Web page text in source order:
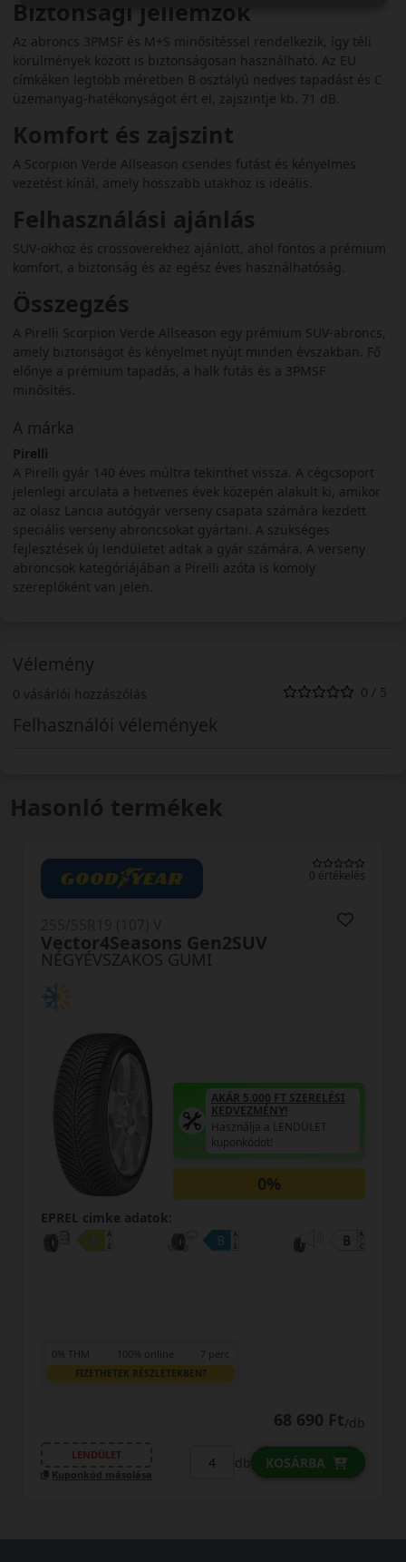
Biztonsági jellemzők
Az abroncs 3PMSF és M+S minősítéssel rendelkezik, így téli
körülmények között is biztonságosan használható. Az EU
címkéken legtöbb méretben B osztályú nedves tapadást és C
üzemanyag-hatékonyságot ért el, zajszintje kb. 71 dB.
Komfort és zajszint
A Scorpion Verde Allseason csendes futást és kényelmes
vezetést kínál, amely hosszabb utakhoz is ideális.
Felhasználási ajánlás
SUV-okhoz és crossoverekhez ajánlott, ahol fontos a prémium
komfort, a biztonság és az egész éves használhatóság.
Összegzés
A Pirelli Scorpion Verde Allseason egy prémium SUV-abroncs,
amely biztonságot és kényelmet nyújt minden évszakban. Fő
előnye a prémium tapadás, a halk futás és a 3PMSF
minősítés.
A márka
Pirelli
A Pirelli gyár 140 éves múltra tekinthet vissza. A cégcsoport
jelenlegi arculata a hetvenes évek közepén alakult ki, amikor
az olasz Lancia autógyár verseny csapata számára kezdett
speciális verseny abroncsokat gyártani. A szükséges
fejlesztések új lendületet adtak a gyár számára. A verseny
abroncsok kategóriájában a Pirelli azóta is komoly
szereplőként van jelen.
Vélemény
0 vásárlói hozzászólás 0 / 5
Felhasználói vélemények
Hasonló termékek
0 értékelés
NÉGYÉVSZAKOS GUMI
Vector4Seasons Gen2SUV
AKÁR 5.000 FT SZERELÉSI
KEDVEZMÉNY!
Használja a LENDÜLET
kuponkódot!
0%
EPREL cimke adatok:
0% THM 100% online 7 perc
FIZETHETEK RÉSZLETEKBEN?
68 690 Ft/db
LENDÜLET
Kuponkód másolása
db KOSÁRBA